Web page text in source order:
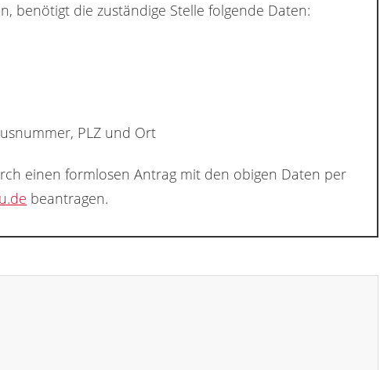
benötigt die zuständige Stelle folgende Daten:
PLZ und Ort
einen formlosen Antrag mit den obigen Daten per
beantragen.